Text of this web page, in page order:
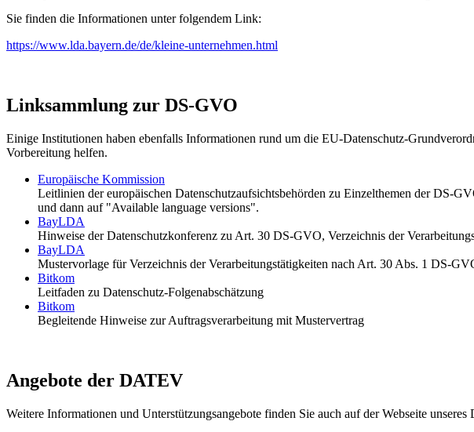
Sie finden die Informationen unter folgendem Link:
https://www.lda.bayern.de/de/kleine-unternehmen.html
Linksammlung zur DS-GVO
Einige Institutionen haben ebenfalls Informationen rund um die EU-Datenschutz-
Vorbereitung helfen.
Europäische Kommission
Leitlinien der europäischen Datenschutzaufsichtsbehörden zu Einzelthemen der DS-
und dann auf "Available language versions".
BayLDA
Hinweise der Datenschutzkonferenz zu Art. 30 DS-GVO, Verzeichnis der
BayLDA
Mustervorlage für Verzeichnis der Verarbeitungstätigkeiten nach Art. 30 Abs. 1 DS-
Bitkom
Leitfaden zu Datenschutz-Folgenabschätzung
Bitkom
Begleitende Hinweise zur Auftragsverarbeitung mit Mustervertrag
Angebote der DATEV
Weitere Informationen und Unterstützungsangebote finden Sie auch auf der Webseite